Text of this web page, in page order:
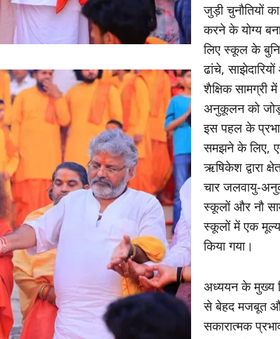
जुड़ी चुनौतियों
करने के योग्य
लिए स्कूल के
ढांचे,
शैक्षिक सामग्री
अनुकूलन को
इस पहल के
समझने के लिए,
ऋषिकेश द्वारा
चार जलवायु-
स्कूलों और नौ
स्कूलों में एक
किया गया।
अध्ययन के मुख्य
से बेहद मजबूत
सकारात्मक